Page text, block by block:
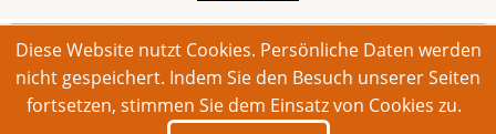
© 2026 Bonner Aufruf. Alle Rechte vorbehalten.
Footer
Impressum Kontakt Intern
Diese Website nutzt Cookies. Persönliche Daten werden
nicht gespeichert. Indem Sie den Besuch unserer Seiten
fortsetzen, stimmen Sie dem Einsatz von Cookies zu.